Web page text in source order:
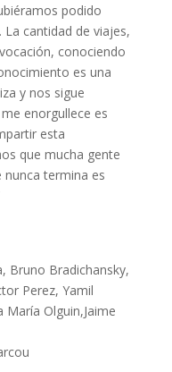
podido
cantidad de viajes,
conociendo
es una
y nos sigue
enorgullece es
esta
que mucha gente
termina es
Bruno Bradichansky,
Perez, Yamil
María Olguin,Jaime